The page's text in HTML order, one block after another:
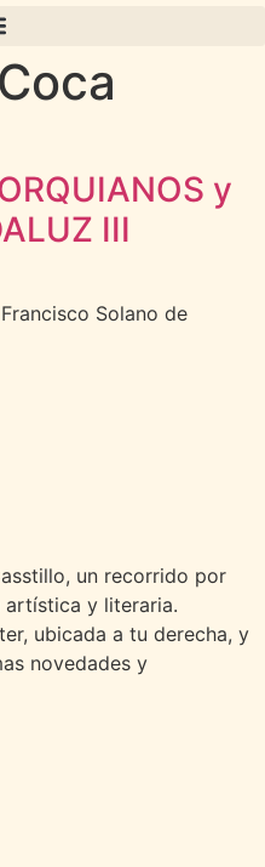
y
III
Solano de
un recorrido por
artística y literaria.
ubicada a tu derecha, y
novedades y